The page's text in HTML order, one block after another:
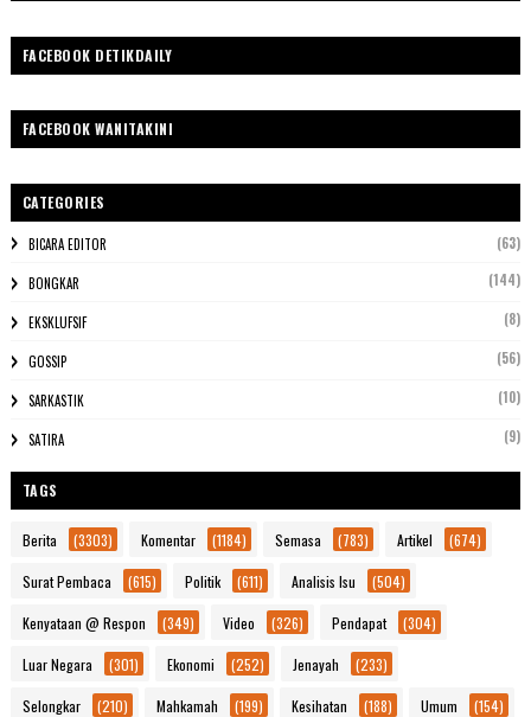
FACEBOOK DETIKDAILY
FACEBOOK WANITAKINI
CATEGORIES
BICARA EDITOR (63)
BONGKAR (144)
EKSKLUFSIF (8)
GOSSIP (56)
SARKASTIK (10)
SATIRA (9)
TAGS
Berita (3303) Komentar (1184) Semasa (783) Artikel (674)
Surat Pembaca (615) Politik (611) Analisis Isu (504)
Kenyataan @ Respon (349) Video (326) Pendapat (304)
Luar Negara (301) Ekonomi (252) Jenayah (233)
Selongkar (210) Mahkamah (199) Kesihatan (188) Umum (154)